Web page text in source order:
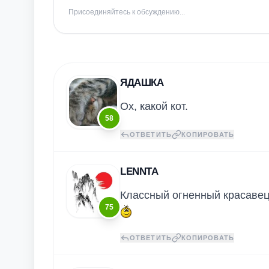
Присоединяйтесь к обсуждению...
58
ЯДАШКА
Ох, какой кот.
ОТВЕТИТЬ КОПИРОВАТЬ
75
LENNTA
Классный огненный
ОТВЕТИТЬ КОПИРОВАТЬ